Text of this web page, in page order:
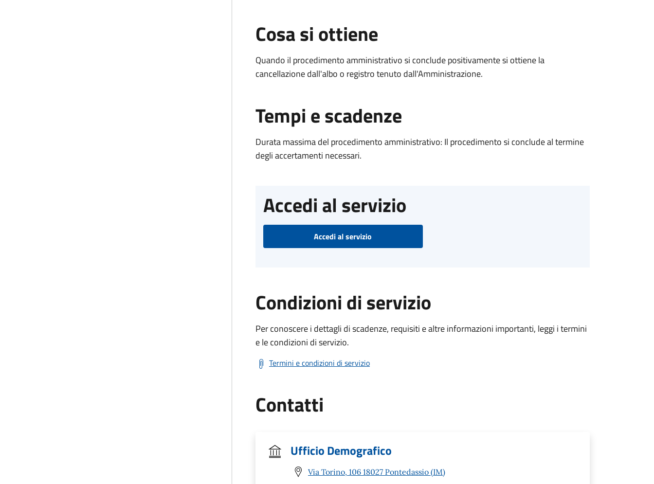
Cosa si ottiene
Quando il procedimento amministrativo si conclude positivamente si ottiene la
cancellazione dall'albo o registro tenuto dall'Amministrazione.
Tempi e scadenze
Durata massima del procedimento amministrativo: Il procedimento si conclude al termine
degli accertamenti necessari.
Accedi al servizio
Accedi al servizio
Condizioni di servizio
Per conoscere i dettagli di scadenze, requisiti e altre informazioni importanti, leggi i termini
e le condizioni di servizio.
Termini e condizioni di servizio
Contatti
Ufficio Demografico
Via Torino, 106 18027 Pontedassio (IM)